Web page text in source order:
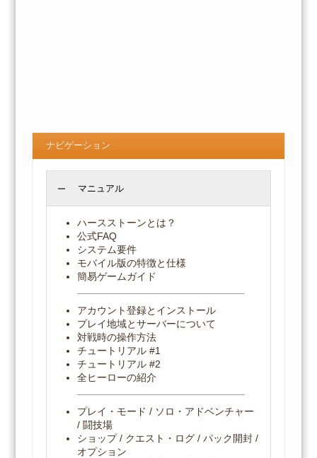
ナビゲーション
マニュアル
ハースストーンとは？
公式FAQ
システム要件
モバイル版の特徴と仕様
簡易ゲームガイド
アカウント登録とインストール
プレイ地域とサーバーについて
対戦時の操作方法
チュートリアル #1
チュートリアル #2
全ヒーローの紹介
プレイ・モード / ソロ・アドベンチャー
/ 闘技場
ショップ / クエスト・ログ / パック開封 /
オプション